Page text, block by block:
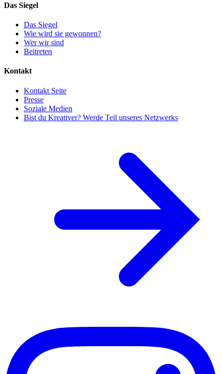
Das Siegel
Das Siegel
Wie wird sie gewonnen?
Wer wir sind
Beitreten
Kontakt
Kontakt Seite
Presse
Soziale Medien
Bist du Kreativer? Werde Teil unseres Netzwerks